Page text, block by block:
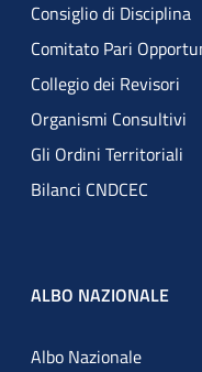
Consiglio di Disciplina
Comitato Pari
Collegio dei Revisori
Organismi Consultivi
Gli Ordini Territoriali
Bilanci CNDCEC
ALBO NAZIONALE
Albo Nazionale